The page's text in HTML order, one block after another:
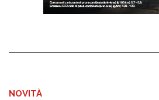
NOVITÀ